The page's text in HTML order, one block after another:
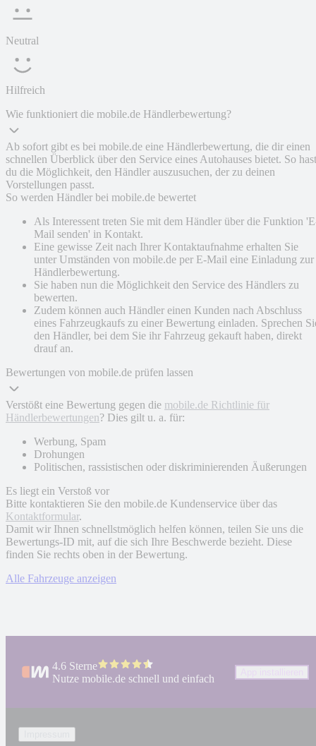
Neutral
Hilfreich
Wie funktioniert die mobile.de Händlerbewertung?
Ab sofort gibt es bei mobile.de eine Händlerbewertung, die dir einen
schnellen Überblick über den Service eines Autohauses bietet. So hast
du die Möglichkeit, den Händler auszusuchen, der zu deinen
Vorstellungen passt.
So werden Händler bei mobile.de bewertet
Als Interessent treten Sie mit dem Händler über die Funktion
Mail senden' in Kontakt.
Eine gewisse Zeit nach Ihrer Kontaktaufnahme erhalten Sie
unter Umständen von mobile.de per E-Mail eine Einladung zur
Händlerbewertung.
Sie haben nun die Möglichkeit den Service des Händlers zu
bewerten.
Zudem können auch Händler einen Kunden nach Abschluss
eines Fahrzeugkaufs zu einer Bewertung einladen. Sprechen
den Händler, bei dem Sie ihr Fahrzeug gekauft haben, direkt
drauf an.
Bewertungen von mobile.de prüfen lassen
Verstößt eine Bewertung gegen die mobile.de Richtlinie für
Händlerbewertungen? Dies gilt u. a. für:
Werbung, Spam
Drohungen
Politischen, rassistischen oder diskriminierenden Äußerungen
Es liegt ein Verstoß vor
Bitte kontaktieren Sie den mobile.de Kundenservice über das
Kontaktformular.
Damit wir Ihnen schnellstmöglich helfen können, teilen Sie uns die
Bewertungs-ID mit, auf die sich Ihre Beschwerde bezieht. Diese
finden Sie rechts oben in der Bewertung.
Alle Fahrzeuge anzeigen
4.6 Sterne
Nutze mobile.de schnell und einfach